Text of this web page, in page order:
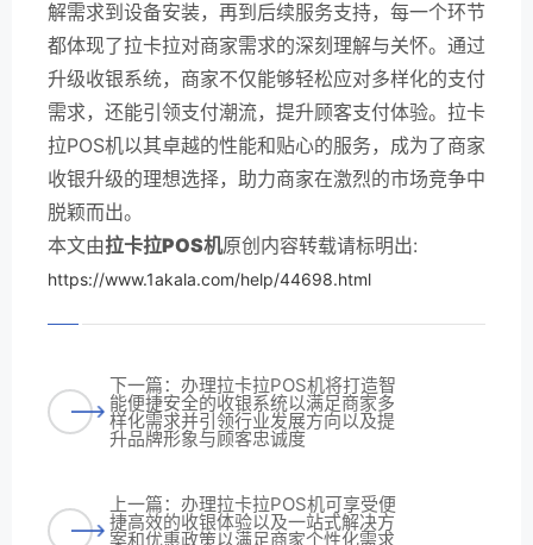
解需求到设备安装，再到后续服务支持，每一个环节
都体现了拉卡拉对商家需求的深刻理解与关怀。通过
升级收银系统，商家不仅能够轻松应对多样化的支付
需求，还能引领支付潮流，提升顾客支付体验。拉卡
拉POS机以其卓越的性能和贴心的服务，成为了商家
收银升级的理想选择，助力商家在激烈的市场竞争中
脱颖而出。
本文由拉卡拉POS机原创内容转载请标明出:
https://www.1akala.com/help/44698.html
下一篇：办理拉卡拉POS机将打造智
能便捷安全的收银系统以满足商家多
样化需求并引领行业发展方向以及提
升品牌形象与顾客忠诚度
上一篇：办理拉卡拉POS机可享受便
捷高效的收银体验以及一站式解决方
案和优惠政策以满足商家个性化需求